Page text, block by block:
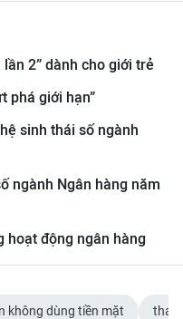
2” dành cho giới trẻ
phá giới hạn”
sinh thái số ngành
ngành Ngân hàng năm
hoạt động ngân hàng
không dùng tiền mặt